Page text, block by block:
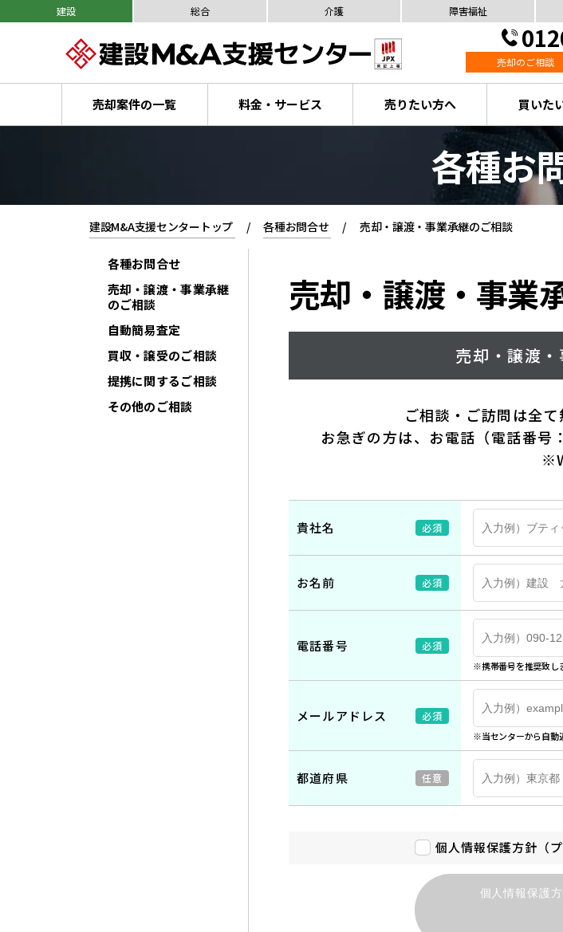
建設 総合 介護 障害福祉
売却のご相談
売却案件の一覧 料金・サービス 売りたい方へ 買いた
各種お
建設M&A支援センタートップ 各種お問合せ 売却・譲渡・事業承継のご相談
売却・譲渡・事業
売却・譲渡
ご相談・ご訪問は全
お急ぎの方は、お電話（電話番号：
貴社名 必須
お名前 必須
電話番号 必須
※携帯番号を推奨致し
メールアドレス 必須
※当センターから自動
都道府県 任意
個人情報保護方針（
個人情報保護
各種お問合せ
売却・譲渡・事業承継
のご相談
自動簡易査定
買収・譲受のご相談
提携に関するご相談
その他のご相談